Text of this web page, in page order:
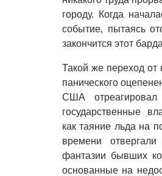
городу. Когда
событие, пытаясь
закончится этот
Такой же переход от
панического
США
государственные
как таяние льда на
времени
фантазии бывших
основанные на